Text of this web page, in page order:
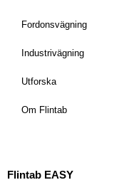
Fordonsvägning
Industrivägning
Utforska
Om Flintab
Flintab EASY